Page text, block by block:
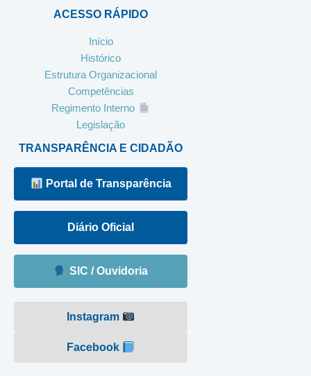
ACESSO RÁPIDO
Início
Histórico
Estrutura Organizacional
Competências
Regimento Interno
Legislação
TRANSPARÊNCIA E CIDADÃO
Portal de Transparência
Diário Oficial
SIC / Ouvidoria
Instagram
Facebook